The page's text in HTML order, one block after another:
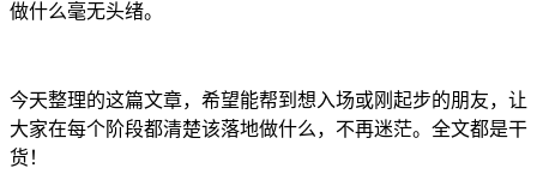
做什么毫无头绪。
今天整理的这篇文章，希望能帮到想入场或刚起步的朋友，让
大家在每个阶段都清楚该落地做什么，不再迷茫。全文都是干
货！